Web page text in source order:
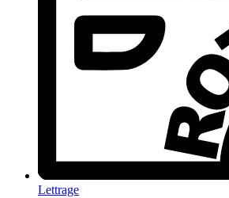
Lettrage